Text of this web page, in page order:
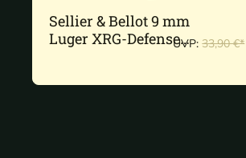
Sellier & Bellot 9 mm
Luger XRG-DefenseUVP:33,90 €*